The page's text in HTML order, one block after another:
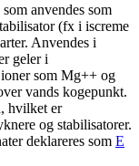
anvendes som
(fx i iscreme
Anvendes i
geler i
som Mg++ og
vands kogepunkt.
hvilket er
og stabilisatorer.
deklareres som E